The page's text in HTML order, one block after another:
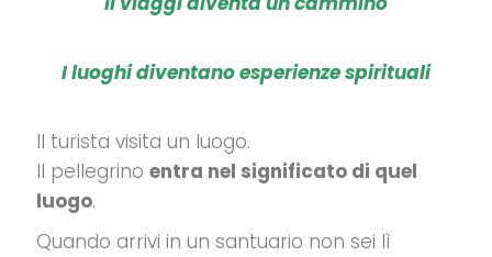
I luoghi diventano esperienze spirituali
Il turista visita un luogo.
Il pellegrino entra nel significato di quel
luogo.
Quando arrivi in un santuario non sei lì